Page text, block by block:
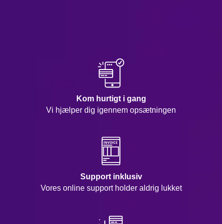
Kom hurtigt i gang
Vi hjælper dig igennem opsætningen
Support inklusiv
Vores online support holder aldrig lukket